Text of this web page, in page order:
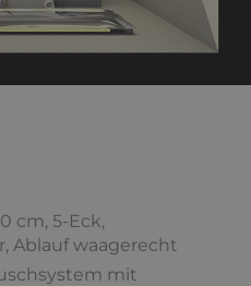
cm, 5-Eck,
Ablauf waagerecht
mit